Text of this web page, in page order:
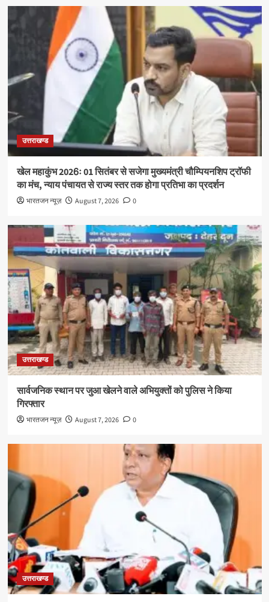
उत्तराखण्ड
खेल महाकुंभ 2026ः 01 सितंबर से सजेगा मुख्यमंत्री चौम्पियनशिप ट्रॉफी
का मंच, न्याय पंचायत से राज्य स्तर तक होगा प्रतिभा का प्रदर्शन
भारतजन न्यूज़ August 7, 2026 0
उत्तराखण्ड
सार्वजनिक स्थान पर जुआ खेलने वाले अभियुक्तों को पुलिस ने किया
गिरफ्तार
भारतजन न्यूज़ August 7, 2026 0
उत्तराखण्ड